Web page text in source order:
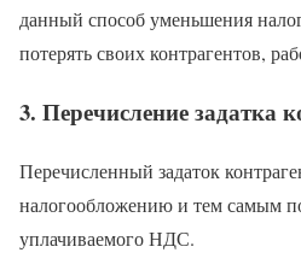
данный способ уменьшения
потерять своих контрагентов,
3. Перечисление задатка
Перечисленный задаток
налогообложению и тем самым
уплачиваемого НДС.